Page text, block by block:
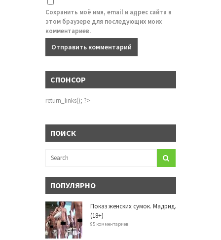
Сохранить моё имя, email и адрес сайта в
этом браузере для последующих моих
комментариев.
СПОНСОР
return_links(); ?>
ПОИСК
ПОПУЛЯРНО
Показ женских сумок. Мадрид.
(18+)
95 комментариев